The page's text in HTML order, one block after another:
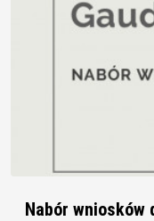
Nabór wniosków